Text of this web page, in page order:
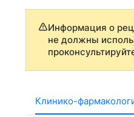
Информация о
не должны
Клинико-